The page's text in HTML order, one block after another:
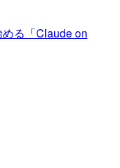
める「Claude on